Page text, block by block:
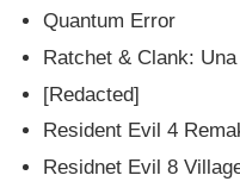
Quantum Error
Ratchet & Clank:
[Redacted]
Resident Evil 4
Residnet Evil 8